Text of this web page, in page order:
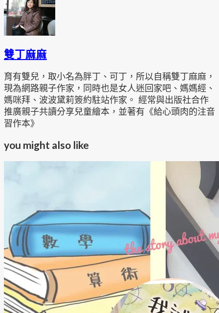
雙丁麻麻
育有雙兒，取小名為胖丁、可丁，所以自稱雙丁麻麻，
現為網路親子作家，同時也是女人迷回家吧、媽媽經、
媽咪拜、波波黛莉簽約駐站作家。 經常與出版社合作
推廣親子共讀分享兒童繪本，並著有《給心頭肉的注音
習作本》
you might also like